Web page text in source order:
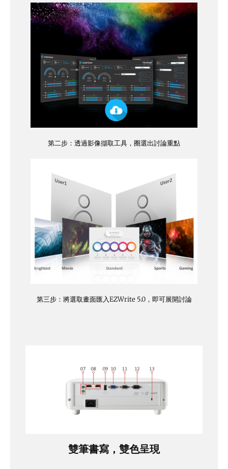
第二步：透過影像擷取工具，圈選出討論重點
第三步：將選取畫面匯入EZWrite 5.0，即可展開討論
雙筆書寫，雙色呈現